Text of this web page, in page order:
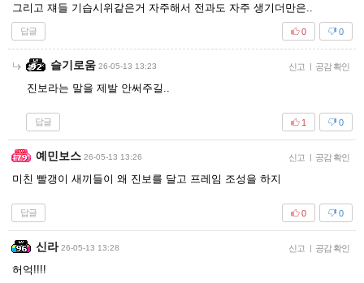
그리고 쟤들 기습시위같은거 자주해서 전과도 자주 생기더만은..
답글 0
0
슬기로움 26-05-13 13:23 신고 | 공감 확인
진보라는 말을 제발 안써주길..
답글 0
1
예민보스 26-05-13 13:26 신고 | 공감 확인
미친 빨갱이 새끼들이 왜 진보를 달고 프레임 조성을 하지
답글 0
0
신라 26-05-13 13:28 신고 | 공감 확인
허억!!!!